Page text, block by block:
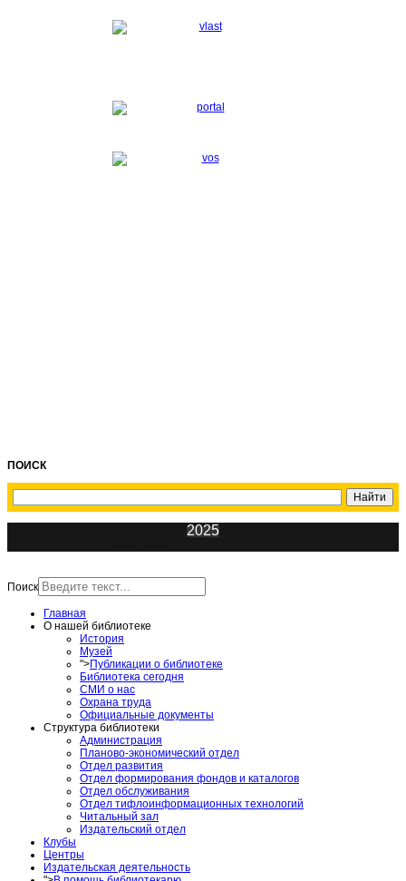
ПОИСК
2025
Поиск
Главная
О нашей библиотеке
История
Музей
">Публикации о библиотеке
Библиотека сегодня
СМИ о нас
Охрана труда
Официальные документы
Структура библиотеки
Администрация
Планово-экономический отдел
Отдел развития
Отдел формирования фондов и каталогов
Отдел обслуживания
Отдел тифлоинформационных технологий
Читальный зал
Издательский отдел
Клубы
Центры
Издательская деятельность